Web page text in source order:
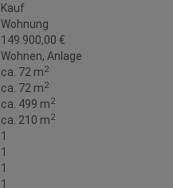
Kauf
Wohnung
149.900,00 €
Wohnen Anlage
ca. 72 m2
ca. 72 m2
ca. 499 m2
ca. 210 m2
1
1
1
1